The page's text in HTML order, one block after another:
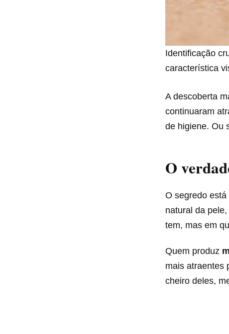
Identificação
característica
A descoberta
continuaram
de higiene. Ou
O
O segredo está
natural da
tem, mas em
Quem produz
mais atraentes
cheiro deles,